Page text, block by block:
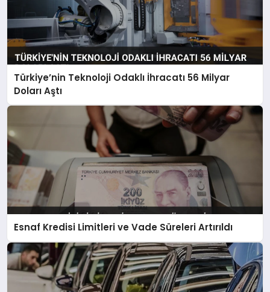
Türkiye’nin Teknoloji Odaklı İhracatı 56 Milyar
Doları Aştı
Esnaf Kredisi Limitleri ve Vade Süreleri Artırıldı